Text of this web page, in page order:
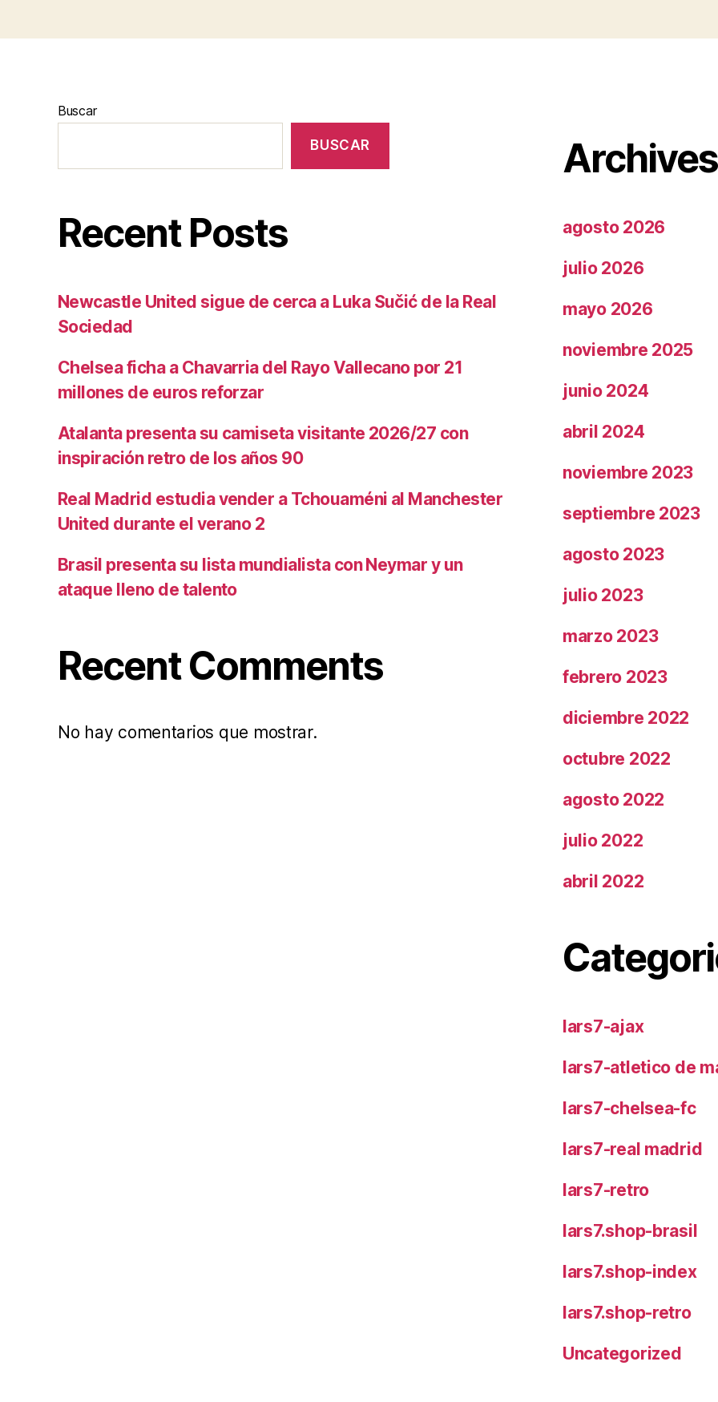
Buscar
BUSCAR
Recent Posts
Newcastle United sigue de cerca a Luka Sučić de la Real
Sociedad
Chelsea ficha a Chavarria del Rayo Vallecano por 21
millones de euros reforzar
Atalanta presenta su camiseta visitante 2026/27 con
inspiración retro de los años 90
Real Madrid estudia vender a Tchouaméni al Manchester
United durante el verano 2
Brasil presenta su lista mundialista con Neymar y un
ataque lleno de talento
Recent Comments
No hay comentarios que mostrar.
Archives
agosto 2026
julio 2026
mayo 2026
noviembre 2025
junio 2024
abril 2024
noviembre 2023
septiembre 2023
agosto 2023
julio 2023
marzo 2023
febrero 2023
diciembre 2022
octubre 2022
agosto 2022
julio 2022
abril 2022
lars7-ajax
lars7-atletico de
lars7-chelsea-fc
lars7-real madrid
lars7-retro
lars7.shop-brasil
lars7.shop-index
lars7.shop-retro
Uncategorized